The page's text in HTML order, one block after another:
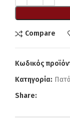
Compare
Κωδικός
Κατηγορία:
Share: